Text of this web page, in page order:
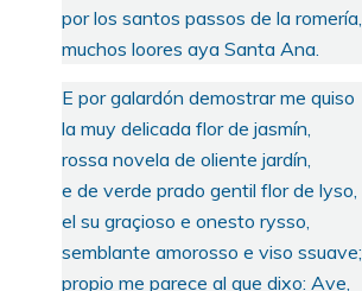
por los santos passos de la romería,
muchos loores aya Santa Ana.
E por galardón demostrar me quiso
la muy delicada flor de jasmín,
rossa novela de oliente jardín,
e de verde prado gentil flor de lyso,
el su graçioso e onesto rysso,
semblante amorosso e viso ssuave;
propio me parece al que dixo: Ave,